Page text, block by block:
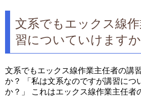
文系でもエックス線
習についていけますか
文系でもエックス線作業主任者の講
か？ 「私は文系なのですが講習につ
か？」 これはエックス線作業主任者